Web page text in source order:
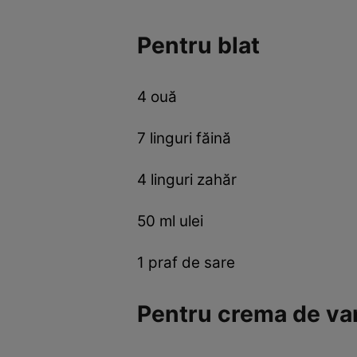
Pentru blat
4 ouă
7 linguri făină
4 linguri zahăr
50 ml ulei
1 praf de sare
Pentru crema de